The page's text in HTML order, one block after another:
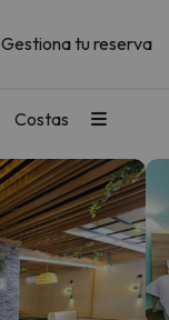
Gestiona tu reserva
Costas